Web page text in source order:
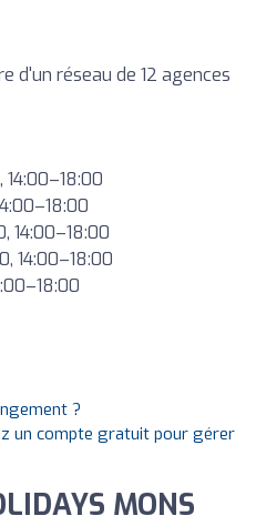
d'un réseau de 12 agences
14:00–18:00
14:00–18:00
14:00–18:00
?
un compte gratuit pour gérer
MONS